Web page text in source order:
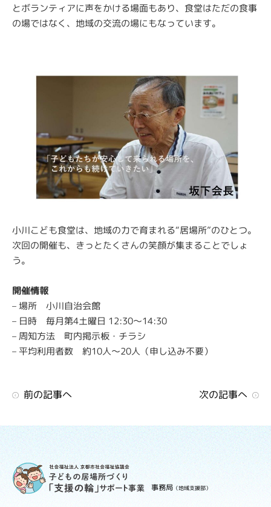
とボランティアに声をかける場面もあり、食堂はただの食事
の場ではなく、地域の交流の場にもなっています。
小川こども食堂は、地域の力で育まれる“居場所”のひとつ。
次回の開催も、きっとたくさんの笑顔が集まることでしょ
う。
開催情報
– 場所 小川自治会館
– 日時 毎月第4土曜日 12:30～14:30
– 周知方法 町内掲示板・チラシ
– 平均利用者数 約10人～20人（申し込み不要）
前の記事へ 次の記事へ
事務局 （地域支援部）